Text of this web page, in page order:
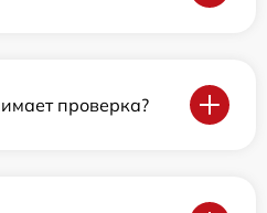
проверка?